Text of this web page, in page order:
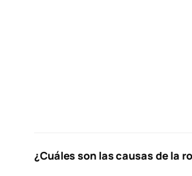
¿Cuáles son las causas de la